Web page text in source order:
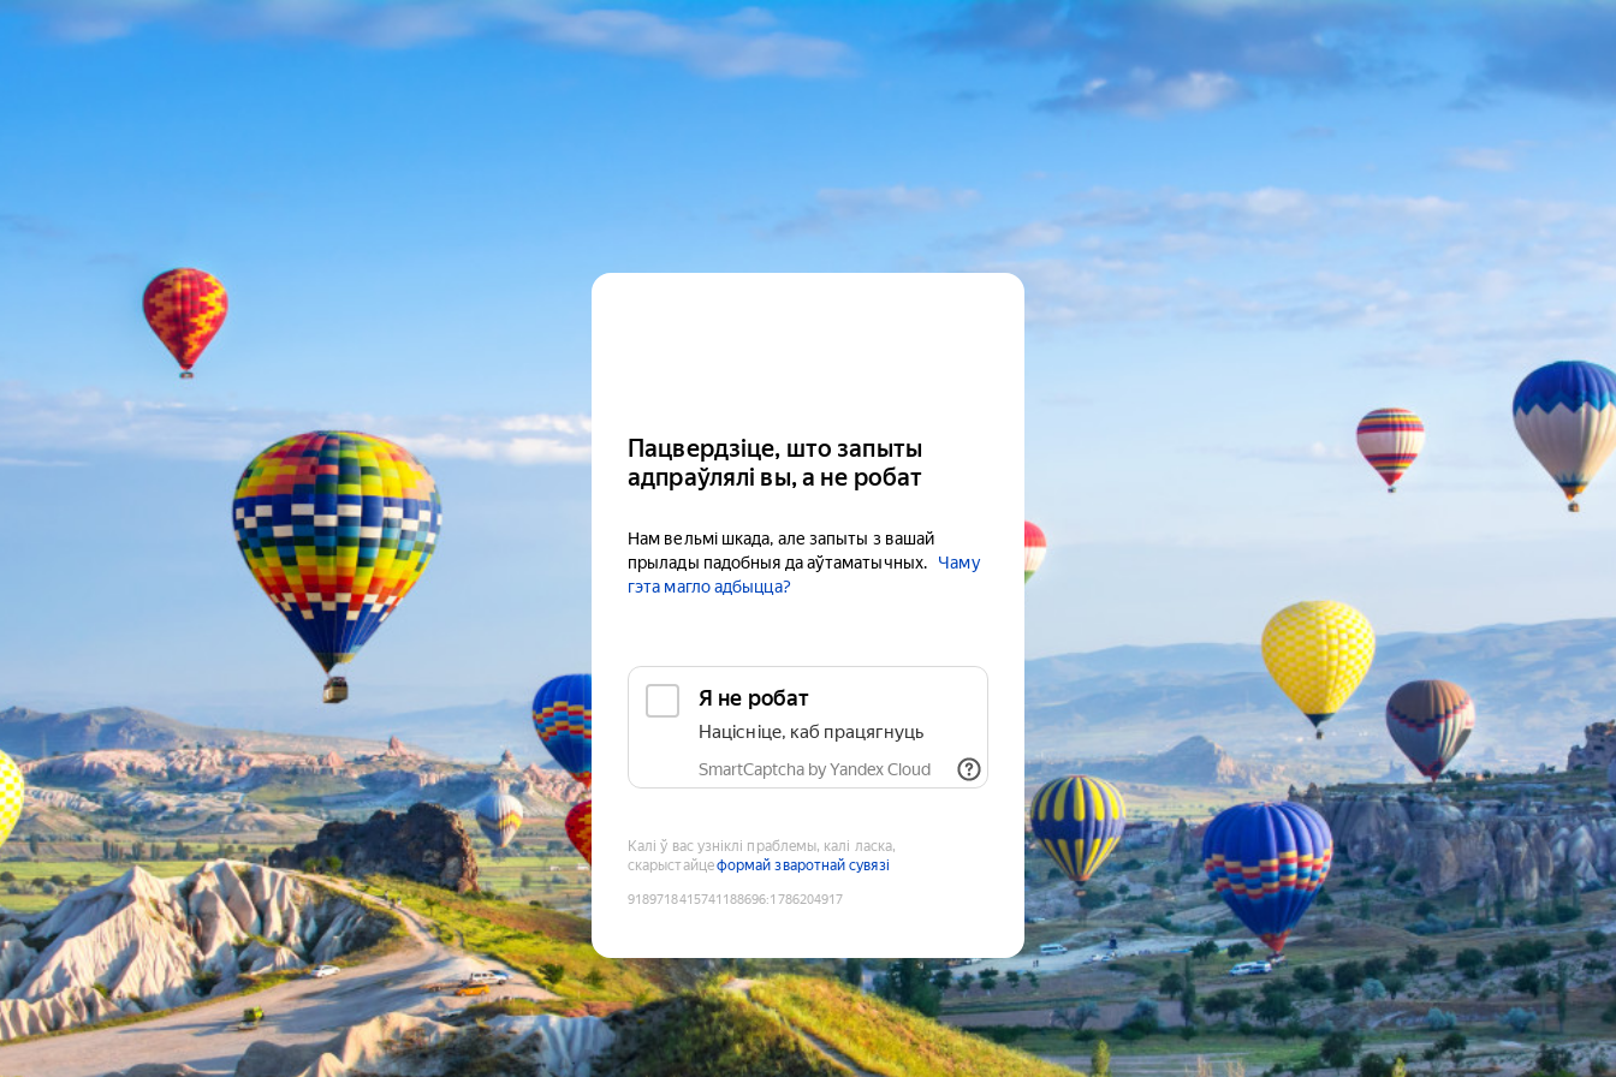
Пацвердзіце, што запыты
адпраўлялі вы, а не робат
Нам вельмі шкада, але запыты з вашай
прылады падобныя да аўтаматычных.
Чаму
гэта магло адбыцца?
Я не робат
Націсніце, каб працягнуць
SmartCaptcha by Yandex Cloud
Калі ў вас узніклі праблемы, калі ласка,
скарыстайцеформай зваротнай сувязі
9189718415741188696:1786204917